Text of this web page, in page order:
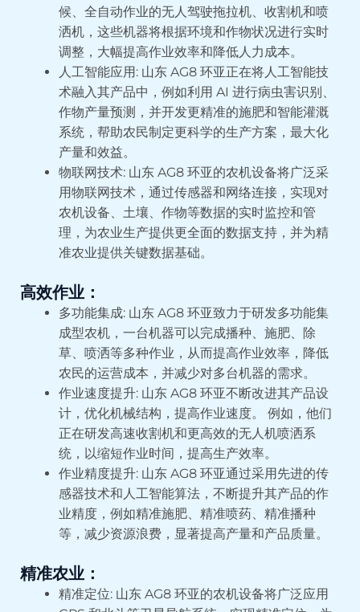
候、全自动作业的无人驾驶拖拉机、收割机和喷
洒机，这些机器将根据环境和作物状况进行实时
调整，大幅提高作业效率和降低人力成本。
人工智能应用: 山东 AG8 环亚正在将人工智能技
术融入其产品中，例如利用 AI 进行病虫害识别、
作物产量预测，并开发更精准的施肥和智能灌溉
系统，帮助农民制定更科学的生产方案，最大化
产量和效益。
物联网技术: 山东 AG8 环亚的农机设备将广泛采
用物联网技术，通过传感器和网络连接，实现对
农机设备、土壤、作物等数据的实时监控和管
理，为农业生产提供更全面的数据支持，并为精
准农业提供关键数据基础。
高效作业：
多功能集成: 山东 AG8 环亚致力于研发多功能集
成型农机，一台机器可以完成播种、施肥、除
草、喷洒等多种作业，从而提高作业效率，降低
农民的运营成本，并减少对多台机器的需求。
作业速度提升: 山东 AG8 环亚不断改进其产品设
计，优化机械结构，提高作业速度。 例如，他们
正在研发高速收割机和更高效的无人机喷洒系
统，以缩短作业时间，提高生产效率。
作业精度提升: 山东 AG8 环亚通过采用先进的传
感器技术和人工智能算法，不断提升其产品的作
业精度，例如精准施肥、精准喷药、精准播种
等，减少资源浪费，显著提高产量和产品质量。
精准农业：
精准定位: 山东 AG8 环亚的农机设备将广泛应用